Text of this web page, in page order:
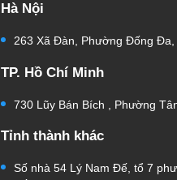
Hà Nội
263 Xã Đàn, Phường Đống Đa,
TP. Hồ Chí Minh
730 Lũy Bán Bích , Phường
Tỉnh thành khác
Số nhà 54 Lý Nam Đế, tổ 7